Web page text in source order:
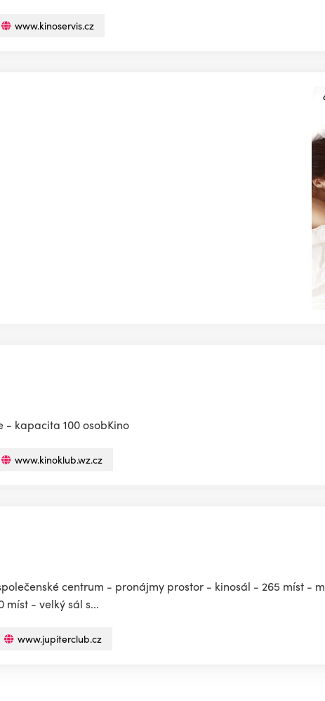
www.kinoservis.cz
kapacita 100 osobKino
www.kinoklub.wz.cz
centrum - pronájmy prostor - kinosál - 265 míst -
míst - velký sál s...
www.jupiterclub.cz